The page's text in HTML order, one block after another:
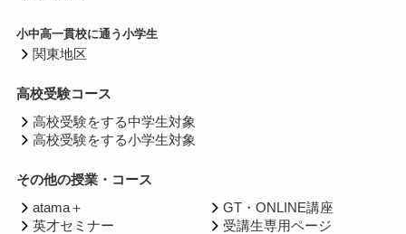
小中高一貫校に通う小学生
関東地区
高校受験コース
高校受験をする中学生対象
高校受験をする小学生対象
その他の授業・コース
atama＋
英才セミナー
GT・ONLINE講座
受講生専用ページ